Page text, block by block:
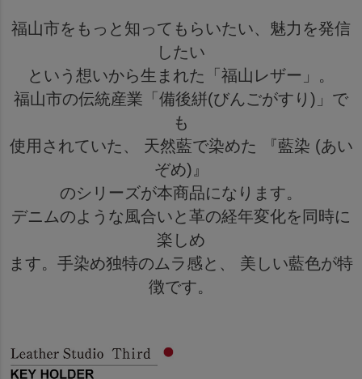
福山市をもっと知ってもらいたい、魅力を発信
したい
という想いから生まれた「福山レザー」。
福山市の伝統産業「備後絣(びんごがすり)」で
も
使用されていた、 天然藍で染めた 『藍染 (あい
ぞめ)』
のシリーズが本商品になります。
デニムのような風合いと革の経年変化を同時に
楽しめ
ます。手染め独特のムラ感と、 美しい藍色が特
徴です。